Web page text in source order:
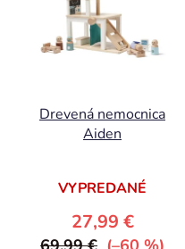
Drevená nemocnica
Aiden
VYPREDANÉ
27,99 €